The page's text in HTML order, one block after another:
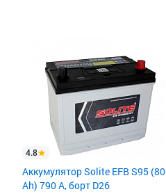
4.8
Аккумулятор Solite EFB S95 (80
Ah) 790 А, борт D26